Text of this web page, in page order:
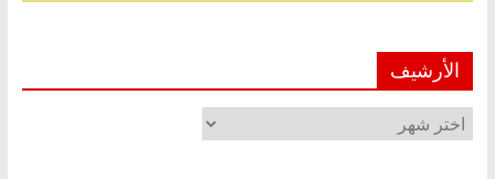
الأرشيف
الأرشيف